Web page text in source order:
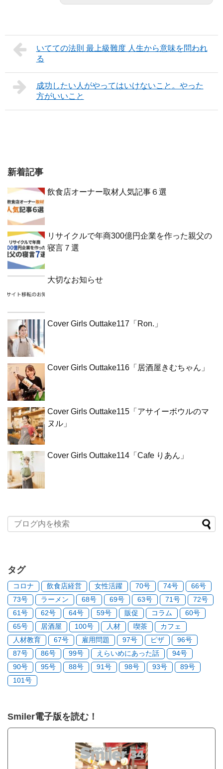
いてての法則 最上級難度 人生から意味を問われ
る
成功したい人がやってはいけないこと。やった
方がいいこと
新着記事
飲食店オーナー取材人気記事６選
リサイクルで年商300億円企業を作った親父の
寝言７選
大切なお知らせ
Cover Girls Outtake117「Ron.」
Cover Girls Outtake116「居酒屋きむちゃん」
Cover Girls Outtake115「アサイーボウルのマ
ヌル」
Cover Girls Outtake114「Cafe りあん」
タグ
コロナ 飲食店経営 女性活躍 70号 74号
66号
73号
ラーメン 68号 69号 63号 71号
72号
61号
62号 64号 59号 販促 コラム
60号
65号
居酒屋 100号 人材 喫茶
カフェ
人材教育
67号 雇用問題 97号 ピザ
96号
87号
86号 99号 えらいめにあった話
94号
90号
95号 88号 91号 98号 93号
89号
101号
Smiler電子版を読む！